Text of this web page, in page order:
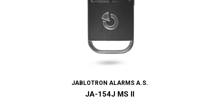
JABLOTRON ALARMS A.S.
JA-154J MS II